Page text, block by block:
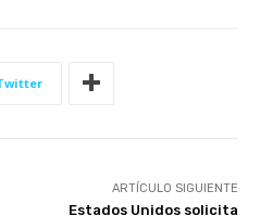
ARTÍCULO SIGUIENTE
Estados Unidos solicita